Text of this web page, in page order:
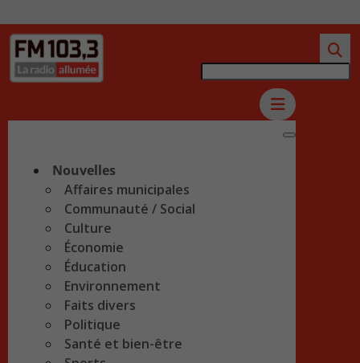
Nouvelles
Affaires municipales
Communauté / Social
Culture
Économie
Éducation
Environnement
Faits divers
Politique
Santé et bien-être